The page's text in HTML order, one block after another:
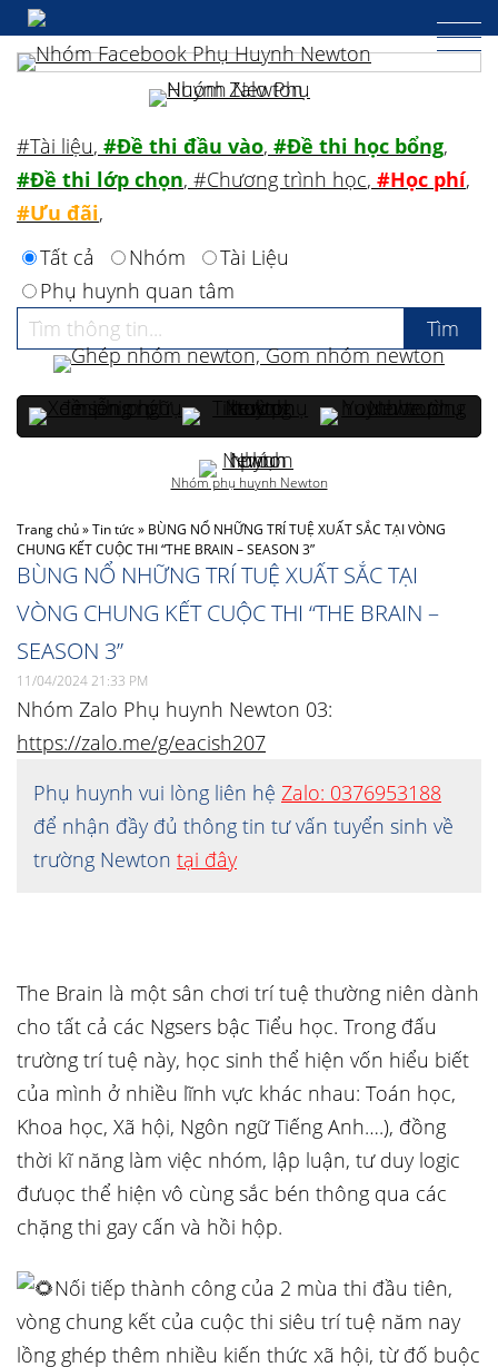
Trang chủ»Tin tức» BÙNG NỔ NHỮNG TRÍ TUỆ XUẤT SẮC TẠI VÒNG
CHUNG KẾT CUỘC THI “THE BRAIN – SEASON 3”
BÙNG NỔ NHỮNG TRÍ TUỆ XUẤT SẮC TẠI
VÒNG CHUNG KẾT CUỘC THI “THE BRAIN –
SEASON 3”
11/04/2024 21:33 PM
Nhóm Zalo Phụ huynh Newton 03:
https://zalo.me/g/eacish207
Phụ huynh vui lòng liên hệ Zalo: 0376953188
để nhận đầy đủ thông tin tư vấn tuyển sinh về
trường Newton tại đây
The Brain là một sân chơi trí tuệ thường niên dành
cho tất cả các Ngsers bậc Tiểu học. Trong đấu
trường trí tuệ này, học sinh thể hiện vốn hiểu biết
của mình ở nhiều lĩnh vực khác nhau: Toán học,
Khoa học, Xã hội, Ngôn ngữ Tiếng Anh….), đồng
thời kĩ năng làm việc nhóm, lập luận, tư duy logic
đưuọc thể hiện vô cùng sắc bén thông qua các
chặng thi gay cấn và hồi hộp.
Nối tiếp thành công của 2 mùa thi đầu tiên,
vòng chung kết của cuộc thi siêu trí tuệ năm nay
lồng ghép thêm nhiều kiến thức xã hội, từ đố buộc
#Tài liệu, #Đề thi đầu vào, #Đề thi học bổng,
#Đề thi lớp chọn, #Chương trình học, #Học phí,
#Ưu đãi,
Tất cả
Nhóm
Tài Liệu
Phụ huynh quan tâm
Nhóm phụ huynh Newton